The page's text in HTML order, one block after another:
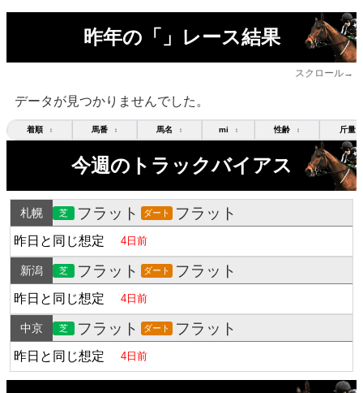
昨年の「」レース結果
スクロール→
データが見つかりませんでした。
着順 ↕ 馬番 ↕ 馬名 ↕ mi ↕ 性齢 ↕ 斤量
今週のトラックバイアス
札幌 芝 フラット ダート フラット
昨日と同じ想定 4日前
新潟 芝 フラット ダート フラット
昨日と同じ想定 4日前
中京 芝 フラット ダート フラット
昨日と同じ想定 4日前